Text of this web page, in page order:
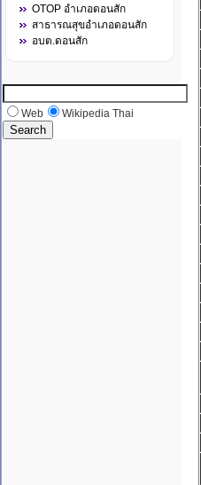
OTOP อำเภอดอนสัก
สาธารณสุขอำเภอดอนสัก
อบต.ดอนสัก
Web Wikipedia Thai